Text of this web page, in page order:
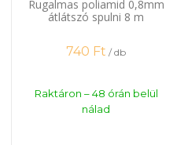
Rugalmas poliamid 0,8mm
átlátszó spulni 8 m
740 Ft / db
Raktáron – 48 órán belül
nálad